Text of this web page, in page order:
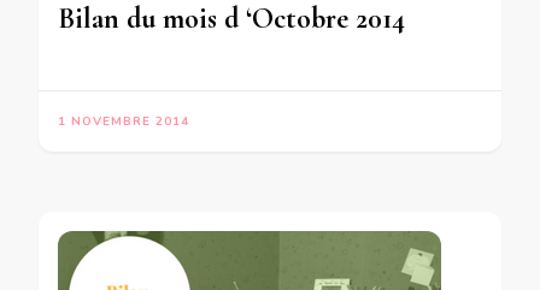
Bilan du mois d ‘Octobre 2014
1 NOVEMBRE 2014